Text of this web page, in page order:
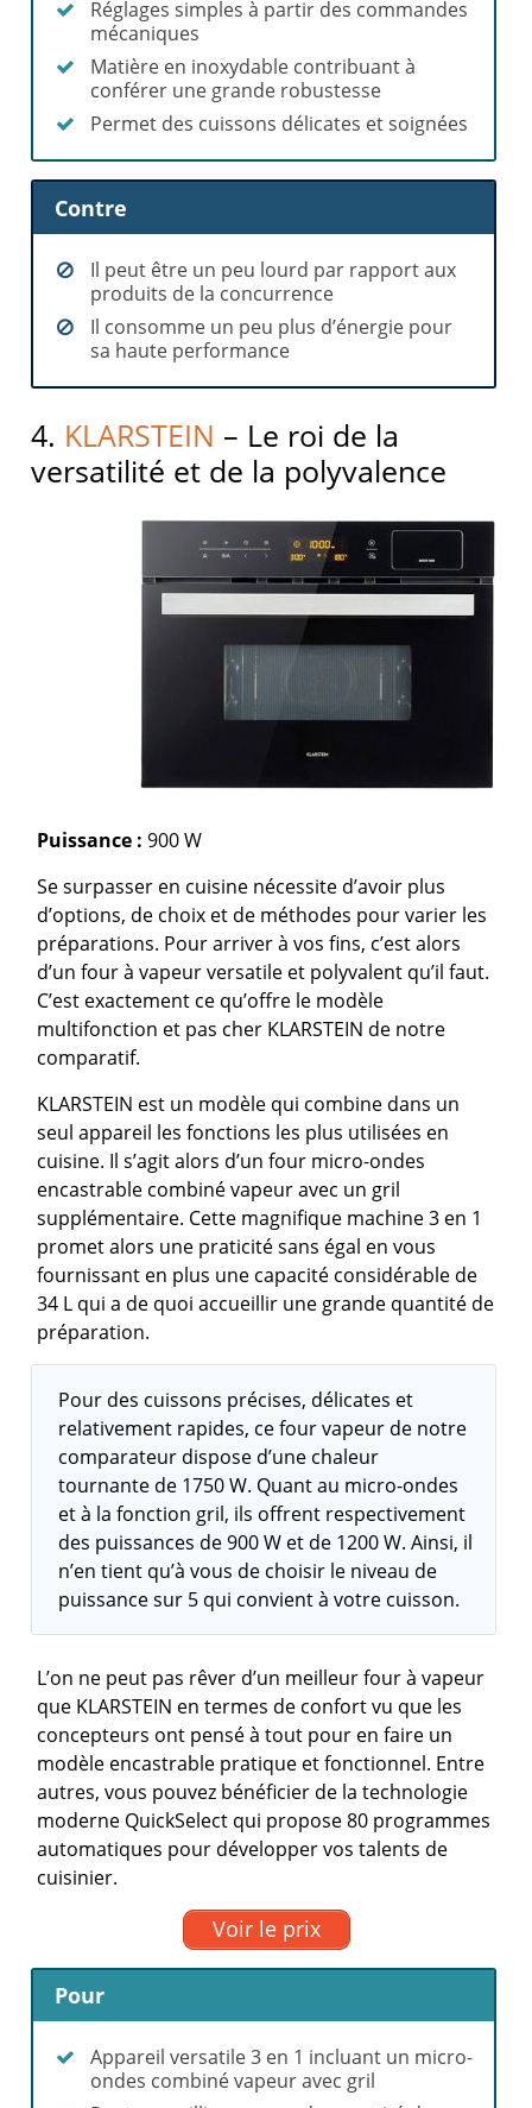
Réglages simples à partir des commandes
mécaniques
Matière en inoxydable contribuant à
conférer une grande robustesse
Permet des cuissons délicates et soignées
Contre
Il peut être un peu lourd par rapport aux
produits de la concurrence
Il consomme un peu plus d’énergie pour
sa haute performance
4. KLARSTEIN – Le roi de la
versatilité et de la polyvalence
Puissance :900 W
Se surpasser en cuisine nécessite d’avoir plus
d’options, de choix et de méthodes pour varier les
préparations. Pour arriver à vos fins, c’est alors
d’un four à vapeur versatile et polyvalent qu’il faut.
C’est exactement ce qu’offre le modèle
multifonction et pas cher KLARSTEIN de notre
comparatif.
KLARSTEIN est un modèle qui combine dans un
seul appareil les fonctions les plus utilisées en
cuisine. Il s’agit alors d’un four micro-ondes
encastrable combiné vapeur avec un gril
supplémentaire. Cette magnifique machine 3 en 1
promet alors une praticité sans égal en vous
fournissant en plus une capacité considérable de
34 L qui a de quoi accueillir une grande quantité de
préparation.
Pour des cuissons précises, délicates et
relativement rapides, ce four vapeur de notre
comparateur dispose d’une chaleur
tournante de 1750 W. Quant au micro-ondes
et à la fonction gril, ils offrent respectivement
des puissances de 900 W et de 1200 W. Ainsi, il
n’en tient qu’à vous de choisir le niveau de
puissance sur 5 qui convient à votre cuisson.
L’on ne peut pas rêver d’un meilleur four à vapeur
que KLARSTEIN en termes de confort vu que les
concepteurs ont pensé à tout pour en faire un
modèle encastrable pratique et fonctionnel. Entre
autres, vous pouvez bénéficier de la technologie
moderne QuickSelect qui propose 80 programmes
automatiques pour développer vos talents de
cuisinier.
Voir le prix
Pour
Appareil versatile 3 en 1 incluant un micro-
ondes combiné vapeur avec gril